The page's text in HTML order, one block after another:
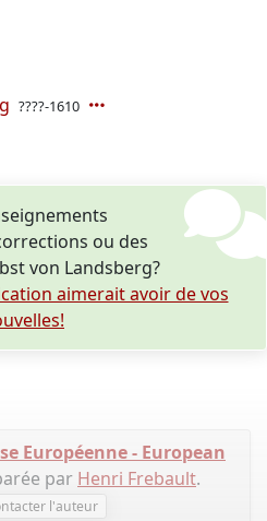
????-1610
ou des
von Landsberg?
aimerait avoir de vos
Européenne - European
par Henri Frebault.
l'auteur